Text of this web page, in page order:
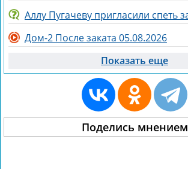
Дом-2 После заката 05.08.2026
Показать еще
Поделись мнением